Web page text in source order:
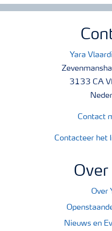
Yara
3133 CA
Contact
Contacteer het
Over
Over
Nieuws en